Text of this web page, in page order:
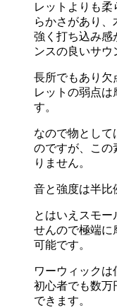
レットよりも
らかさがあり
強く打ち込み感
ンスの良いサウ
長所でもあり欠
レットの弱点
す。
なので物として
のですが、この
りません。
音と強度は半比
とはいえスモー
せんので極端に
可能です。
ワーウィックは
初心者でも数万
できます。